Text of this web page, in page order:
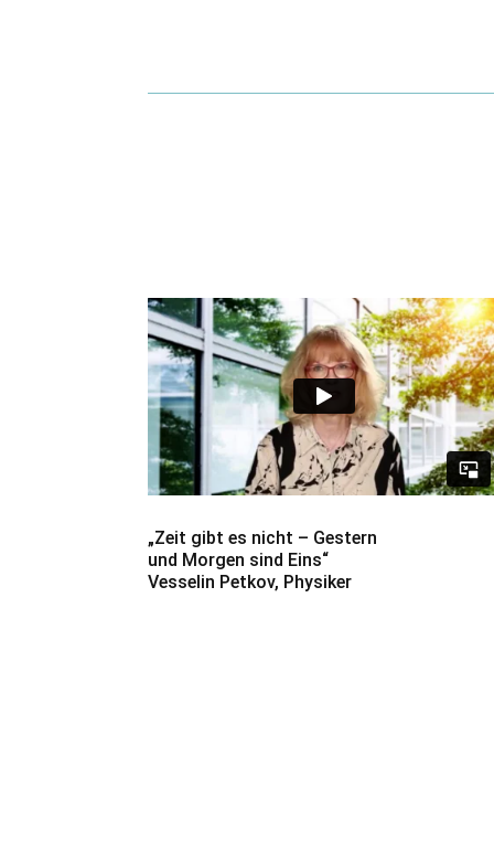
„Zeit gibt es nicht – Gestern
und Morgen sind Eins“
Vesselin Petkov, Physiker